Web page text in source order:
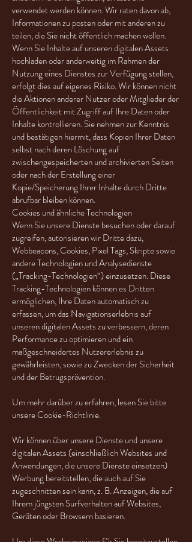
verwendet werden können. Wir raten davon ab,
Informationen zu posten oder mit anderen zu
teilen, die Sie nicht öffentlich machen wollen.
Wenn Sie Inhalte auf unseren digitalen Assets
hochladen oder anderweitig im Rahmen der
Nutzung eines Dienstes zur Verfügung stellen,
erfolgt dies auf eigenes Risiko. Wir können nicht
die Aktionen anderer Nutzer oder Mitglieder der
Öffentlichkeit mit Zugriff auf Ihre Daten oder
Inhalte kontrollieren. Sie nehmen zur Kenntnis
und bestätigen hiermit, dass Kopien Ihrer Daten
selbst nach deren Löschung auf
zwischengespeicherten und archivierten Seiten
oder nach der Erstellung einer
Kopie/Speicherung Ihrer Inhalte durch Dritte
abrufbar bleiben können.
Cookies und ähnliche Technologien
Wenn Sie unsere Dienste besuchen oder darauf
zugreifen, autorisieren wir Dritte dazu,
Webbeacons, Cookies, Pixel Tags, Skripte sowie
andere Technologien und Analysedienste
(„Tracking-Technologien“) einzusetzen. Diese
Tracking-Technologien können es Dritten
ermöglichen, Ihre Daten automatisch zu
erfassen, um das Navigationserlebnis auf
unseren digitalen Assets zu verbessern, deren
Performance zu optimieren und ein
maßgeschneidertes Nutzererlebnis zu
gewährleisten, sowie zu Zwecken der Sicherheit
und der Betrugsprävention.
Um mehr darüber zu erfahren, lesen Sie bitte
unsere Cookie-Richtlinie.
Wir können über unsere Dienste und unsere
digitalen Assets (einschließlich Websites und
Anwendungen, die unsere Dienste einsetzen)
Werbung bereitstellen, die auch auf Sie
zugeschnitten sein kann, z. B. Anzeigen, die auf
Ihrem jüngsten Surfverhalten auf Websites,
Geräten oder Browsern basieren.